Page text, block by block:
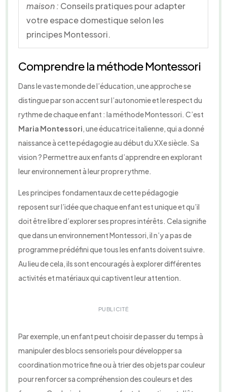
maison : Conseils pratiques pour adapter
votre espace domestique selon les
principes Montessori.
Comprendre la méthode Montessori
Dans le vaste monde de l’éducation, une approche se
distingue par son accent sur l’autonomie et le respect du
rythme de chaque enfant : la méthode Montessori. C’est
Maria Montessori, une éducatrice italienne, qui a donné
naissance à cette pédagogie au début du XXe siècle. Sa
vision ? Permettre aux enfants d’apprendre en explorant
leur environnement à leur propre rythme.
Les principes fondamentaux de cette pédagogie
reposent sur l’idée que chaque enfant est unique et qu’il
doit être libre d’explorer ses propres intérêts. Cela signifie
que dans un environnement Montessori, il n’y a pas de
programme prédéfini que tous les enfants doivent suivre.
Au lieu de cela, ils sont encouragés à explorer différentes
activités et matériaux qui captivent leur attention.
PUBLICITÉ
Par exemple, un enfant peut choisir de passer du temps à
manipuler des blocs sensoriels pour développer sa
coordination motrice fine ou à trier des objets par couleur
pour renforcer sa compréhension des couleurs et des